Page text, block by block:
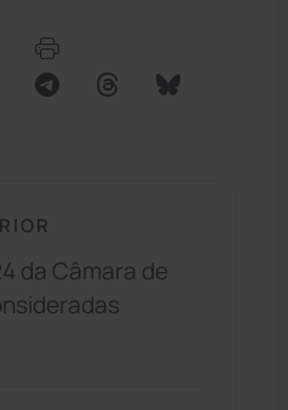
da Câmara de